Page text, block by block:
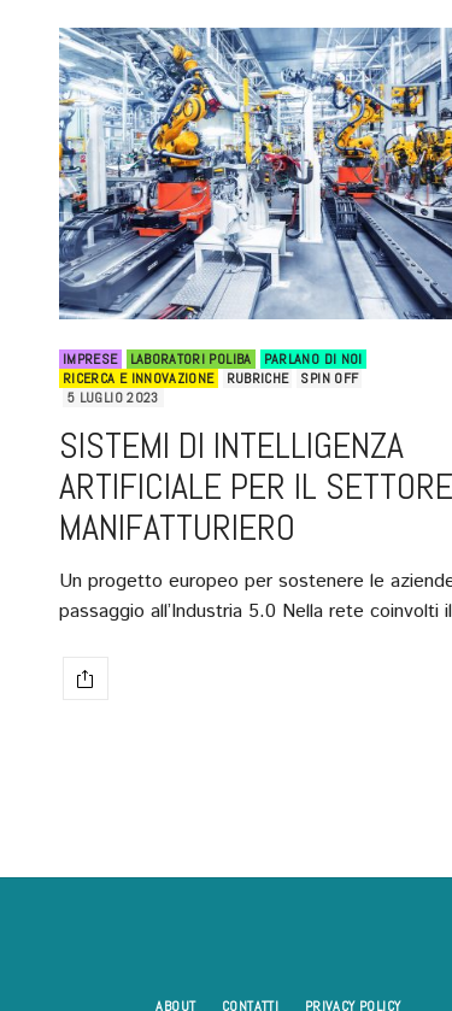
IMPRESE LABORATORI POLIBA
PARLANO DI NOI
RICERCA E INNOVAZIONE
RUBRICHE
SPIN OFF
5 LUGLIO 2023
SISTEMI DI INTELLIGENZA
ARTIFICIALE PER IL SETTORE
MANIFATTURIERO
Un progetto europeo per sostenere le
passaggio all’Industria 5.0 Nella rete coinvolti
ABOUT CONTATTI PRIVACY POLICY